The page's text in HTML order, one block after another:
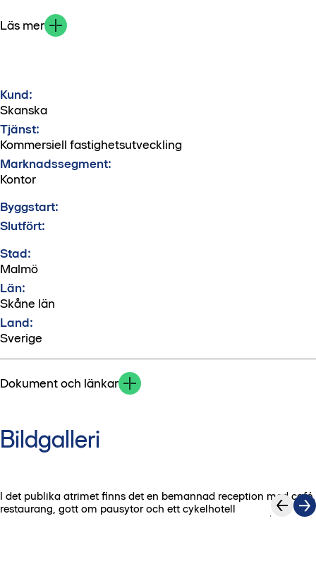
Läs mer
Kund:
Skanska
Tjänst:
Kommersiell fastighetsutveckling
Marknadssegment:
Kontor
Byggstart:
Slutfört:
Stad:
Malmö
Län:
Skåne län
Land:
Sverige
Dokument och länkar
Bildgalleri
I det publika atrimet finns det en bemannad reception med café,
restaurang, gott om pausytor och ett cykelhotell